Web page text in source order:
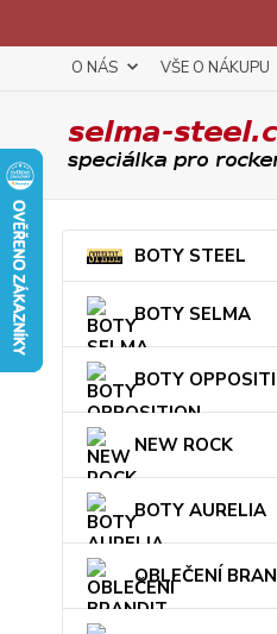
O NÁS VŠE O NÁKUPU
BOTY STEEL
BOTY SELMA
BOTY
NEW ROCK
BOTY AURELIA
OBLEČENÍ